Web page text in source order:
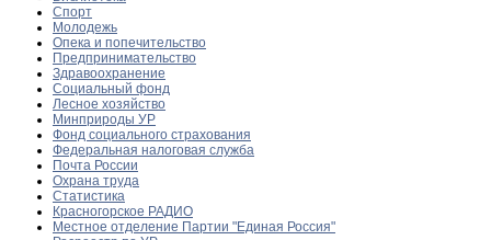
Спорт
Молодежь
Опека и попечительство
Предпринимательство
Здравоохранение
Социальный фонд
Лесное хозяйство
Минприроды УР
Фонд социального страхования
Федеральная налоговая служба
Почта России
Охрана труда
Статистика
Красногорское РАДИО
Местное отделение Партии "Единая Россия"